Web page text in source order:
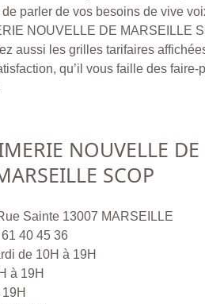
parler de vos besoins de vive
NOUVELLE DE MARSEILLE
aussi les grilles tarifaires
qu’il vous faille des faire-
NOUVELLE DE
SCOP
Sainte 13007 MARSEILLE
40 45 36
de 10H à 19H
à 19H